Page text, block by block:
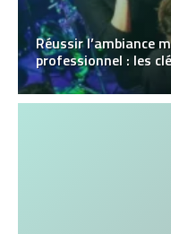
Réussir l’ambiance
professionnel : les